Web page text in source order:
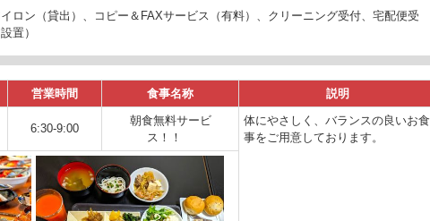
ロン（貸出）、コピー＆FAXサービス（有料）、クリーニング受付、宅配便受
置）
営業時間 食事名称 説明
6:30-9:00
朝食無料サービ
ス！！
体にやさしく、バランスの良いお食
事をご用意しております。